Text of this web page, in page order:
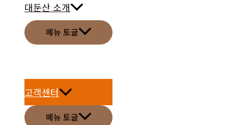
대둔산 소개
메뉴 토글
고객센터
메뉴 토글